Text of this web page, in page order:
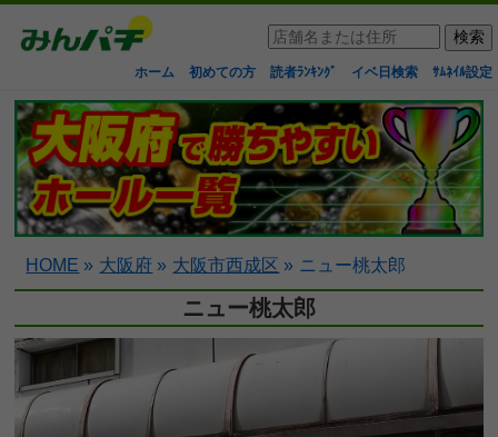
ホーム 初めての方 読者ﾗﾝｷﾝｸﾞ イベ日検索 ｻﾑﾈｲﾙ設定
HOME » 大阪府 » 大阪市西成区 » ニュー桃太郎
ニュー桃太郎